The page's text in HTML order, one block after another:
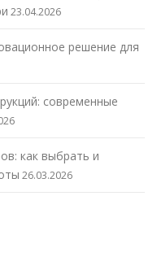
23.04.2026
решение для
современные
как выбрать и
26.03.2026